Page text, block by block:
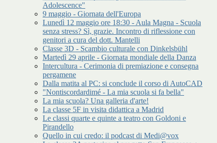
Adolescence"
9 maggio - Giornata dell'Europa
Lunedì 12 maggio ore 18:30 - Aula Magna - Scuola
senza stress? Sì, grazie. Incontro di riflessione con
genitori a cura del dott. Mantelli
Classe 3D - Scambio culturale con Dinkelsbühl
Martedì 29 aprile - Giornata mondiale della Danza
Intercultura - Cerimonia di premiazione e consegna
pergamene
Dalla matita al PC: si conclude il corso di AutoCAD
"Nontiscordardimé - La mia scuola si fa bella"
La mia scuola? Una galleria d'arte!
La classe 5F in visita didattica a Madrid
Le classi quarte e quinte a teatro con Goldoni e
Pirandello
Quello in cui credo: il podcast di Medi@vox